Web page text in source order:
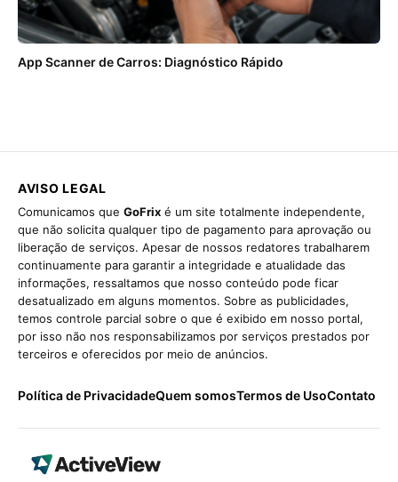
App Scanner de Carros: Diagnóstico Rápido
AVISO LEGAL
Comunicamos que GoFrix é um site totalmente independente,
que não solicita qualquer tipo de pagamento para aprovação ou
liberação de serviços. Apesar de nossos redatores trabalharem
continuamente para garantir a integridade e atualidade das
informações, ressaltamos que nosso conteúdo pode ficar
desatualizado em alguns momentos. Sobre as publicidades,
temos controle parcial sobre o que é exibido em nosso portal,
por isso não nos responsabilizamos por serviços prestados por
terceiros e oferecidos por meio de anúncios.
Política de PrivacidadeQuem somosTermos de UsoContato